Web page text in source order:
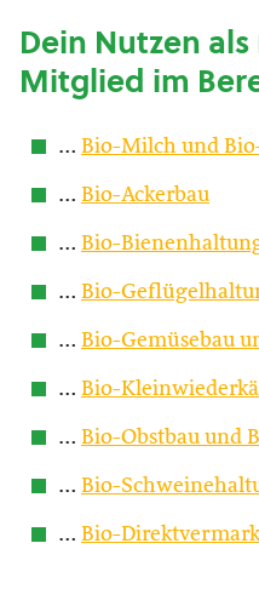
Dein Nutzen als
Mitglied im
… Bio-Milch und
… Bio-Ackerbau
… Bio-
… Bio-
… Bio-Gemüsebau
… Bio-
… Bio-Obstbau und
… Bio-
… Bio-